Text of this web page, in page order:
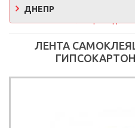
ДНЕПР
Лента самоклеящаяся для
ЛЕНТА